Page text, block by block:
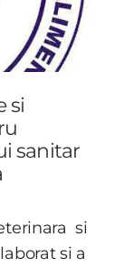
si
sanitar
si
si a